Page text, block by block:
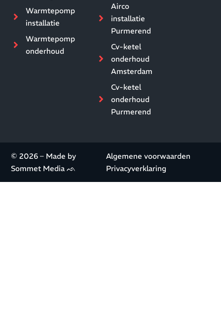
Warmtepomp
installatie
Warmtepomp
onderhoud
Airco
installatie
Purmerend
Cv-ketel
onderhoud
Amsterdam
Cv-ketel
onderhoud
Purmerend
© 2026 – Made by
Sommet Media ᨒ
Algemene voorwaarden
Privacyverklaring